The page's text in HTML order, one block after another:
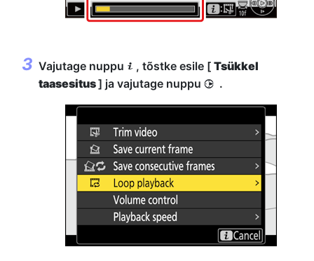
Vajutage nuppu i , tõstke esile [ Tsükkel
taasesitus] ja vajutage nuppu 2 .